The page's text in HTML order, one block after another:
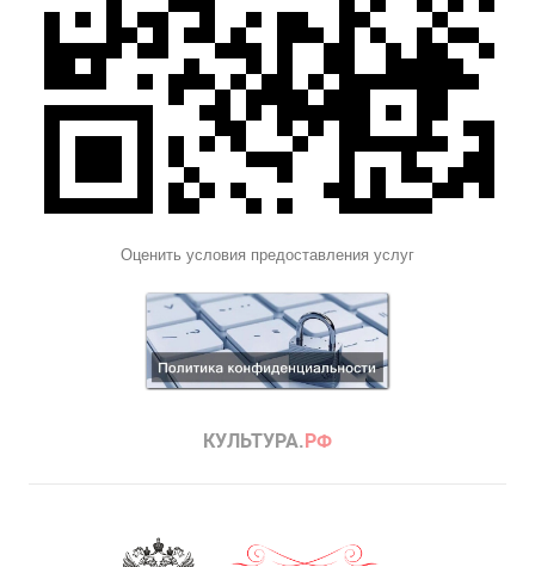
Оценить условия предоставления услуг